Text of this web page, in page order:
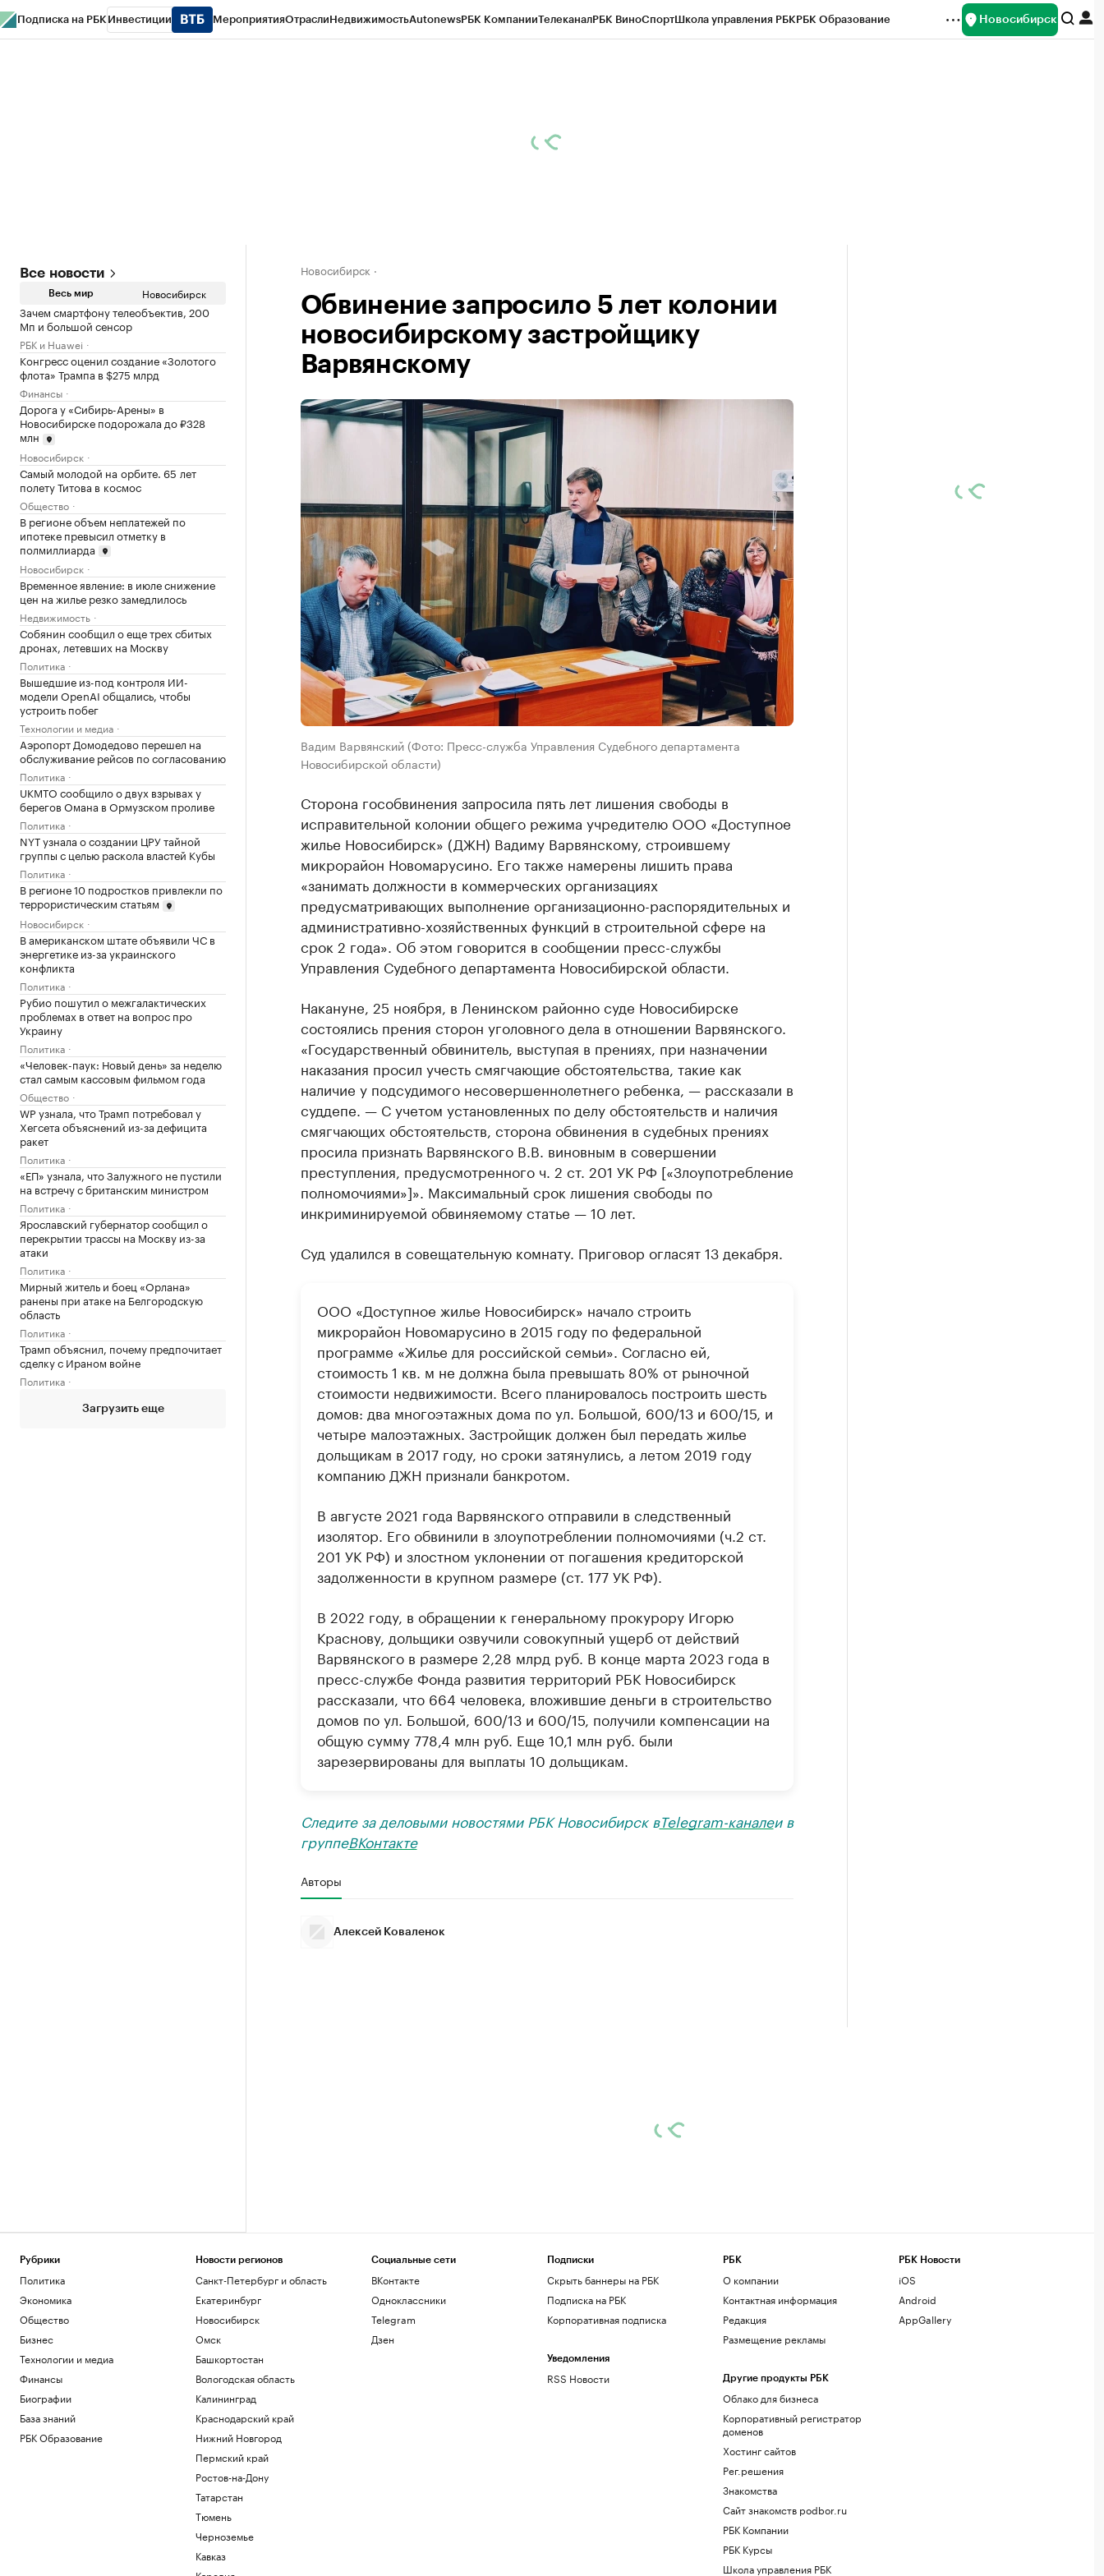
Подписка на РБК Инвестиции МероприятияОтраслиНедвижимостьAutonewsРБК КомпанииТелеканалРБК ВиноСпортШкола управления РБКРБК Образование Новосибирск
Все новости
Весь мир Новосибирск
Зачем смартфону телеобъектив, 200
Мп и большой сенсор
РБК и Huawei
Конгресс оценил создание «Золотого
флота» Трампа в $275 млрд
Финансы
Дорога у «Сибирь-Арены» в
Новосибирске подорожала до ₽328
млн
Новосибирск
Самый молодой на орбите. 65 лет
полету Титова в космос
Общество
В регионе объем неплатежей по
ипотеке превысил отметку в
полмиллиарда
Новосибирск
Временное явление: в июле снижение
цен на жилье резко замедлилось
Недвижимость
Собянин сообщил о еще трех сбитых
дронах, летевших на Москву
Политика
Вышедшие из-под контроля ИИ-
модели OpenAI общались, чтобы
устроить побег
Технологии и медиа
Аэропорт Домодедово перешел на
обслуживание рейсов по согласованию
Политика
UKMTO сообщило о двух взрывах у
берегов Омана в Ормузском проливе
Политика
NYT узнала о создании ЦРУ тайной
группы с целью раскола властей Кубы
Политика
В регионе 10 подростков привлекли по
террористическим статьям
Новосибирск
В американском штате объявили ЧС в
энергетике из-за украинского
конфликта
Политика
Рубио пошутил о межгалактических
проблемах в ответ на вопрос про
Украину
Политика
«Человек-паук: Новый день» за неделю
стал самым кассовым фильмом года
Общество
WP узнала, что Трамп потребовал у
Хегсета объяснений из-за дефицита
ракет
Политика
«ЕП» узнала, что Залужного не пустили
на встречу с британским министром
Политика
Ярославский губернатор сообщил о
перекрытии трассы на Москву из-за
атаки
Политика
Мирный житель и боец «Орлана»
ранены при атаке на Белгородскую
область
Политика
Трамп объяснил, почему предпочитает
сделку с Ираном войне
Политика
Загрузить еще
Новосибирск
Обвинение запросило 5 лет колонии
новосибирскому застройщику
Варвянскому
Вадим Варвянский (Фото: Пресс-служба Управления Судебного департамента
Новосибирской области)
Сторона гособвинения запросила пять лет лишения свободы в
исправительной колонии общего режима учредителю ООО «Доступное
жилье Новосибирск» (ДЖН) Вадиму Варвянскому, строившему
микрорайон Новомарусино. Его также намерены лишить права
«занимать должности в коммерческих организациях
предусматривающих выполнение организационно-распорядительных и
административно-хозяйственных функций в строительной сфере на
срок 2 года». Об этом говорится в сообщении пресс-службы
Управления Судебного департамента Новосибирской области.
Накануне, 25 ноября, в Ленинском районно суде Новосибирске
состоялись прения сторон уголовного дела в отношении Варвянского.
«Государственный обвинитель, выступая в прениях, при назначении
наказания просил учесть смягчающие обстоятельства, такие как
наличие у подсудимого несовершеннолетнего ребенка, — рассказали в
суддепе. — С учетом установленных по делу обстоятельств и наличия
смягчающих обстоятельств, сторона обвинения в судебных прениях
просила признать Варвянского В.В. виновным в совершении
преступления, предусмотренного ч. 2 ст. 201 УК РФ [«Злоупотребление
полномочиями»]». Максимальный срок лишения свободы по
инкриминируемой обвиняемому статье — 10 лет.
Суд удалился в совещательную комнату. Приговор огласят 13 декабря.
ООО «Доступное жилье Новосибирск» начало строить
микрорайон Новомарусино в 2015 году по федеральной
программе «Жилье для российской семьи». Согласно ей,
стоимость 1 кв. м не должна была превышать 80% от рыночной
стоимости недвижимости. Всего планировалось построить шесть
домов: два многоэтажных дома по ул. Большой, 600/13 и 600/15, и
четыре малоэтажных. Застройщик должен был передать жилье
дольщикам в 2017 году, но сроки затянулись, а летом 2019 году
компанию ДЖН признали банкротом.
В августе 2021 года Варвянского отправили в следственный
изолятор. Его обвинили в злоупотреблении полномочиями (ч.2 ст.
201 УК РФ) и злостном уклонении от погашения кредиторской
задолженности в крупном размере (ст. 177 УК РФ).
В 2022 году, в обращении к генеральному прокурору Игорю
Краснову, дольщики озвучили совокупный ущерб от действий
Варвянского в размере 2,28 млрд руб. В конце марта 2023 года в
пресс-службе Фонда развития территорий РБК Новосибирск
рассказали, что 664 человека, вложившие деньги в строительство
домов по ул. Большой, 600/13 и 600/15, получили компенсации на
общую сумму 778,4 млн руб. Еще 10,1 млн руб. были
зарезервированы для выплаты 10 дольщикам.
Следите за деловыми новостями РБК Новосибирск вTelegram-каналеи в
группеВКонтакте
Авторы
Алексей Коваленок
Рубрики
Политика
Экономика
Общество
Бизнес
Технологии и медиа
Финансы
Биографии
База знаний
РБК Образование
Новости регионов
Санкт-Петербург и область
Екатеринбург
Новосибирск
Омск
Башкортостан
Вологодская область
Калининград
Краснодарский край
Нижний Новгород
Пермский край
Ростов-на-Дону
Татарстан
Тюмень
Черноземье
Кавказ
Социальные сети
ВКонтакте
Одноклассники
Telegram
Дзен
Подписки
Скрыть баннеры на РБК
Подписка на РБК
Корпоративная подписка
Уведомления
RSS Новости
РБК
О компании
Контактная информация
Редакция
Размещение рекламы
Другие продукты РБК
Облако для бизнеса
Корпоративный регистратор
доменов
Хостинг сайтов
Рег.решения
Знакомства
Сайт знакомств podbor.ru
РБК Компании
РБК Курсы
Школа управления РБК
РБК Новости
iOS
Android
AppGallery